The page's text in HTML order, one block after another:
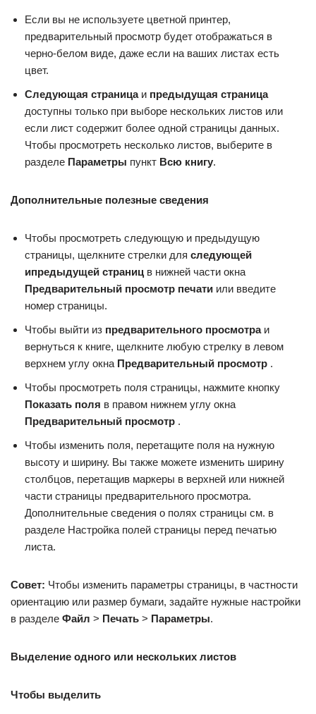
Если вы не используете цветной принтер,
предварительный просмотр будет отображаться в
черно-белом виде, даже если на ваших листах есть
цвет.
Следующая страницаи предыдущая страница
доступны только при выборе нескольких листов или
если лист содержит более одной страницы данных.
Чтобы просмотреть несколько листов, выберите в
разделе Параметры пункт Всю книгу.
Дополнительные полезные сведения
Чтобы просмотреть следующую и предыдущую
страницы, щелкните стрелки для следующей
ипредыдущей страниц в нижней части окна
Предварительный просмотр печати или введите
номер страницы.
Чтобы выйти из предварительного просмотраи
вернуться к книге, щелкните любую стрелку в левом
верхнем углу окна Предварительный просмотр .
Чтобы просмотреть поля страницы, нажмите кнопку
Показать поля в правом нижнем углу окна
Предварительный просмотр .
Чтобы изменить поля, перетащите поля на нужную
высоту и ширину. Вы также можете изменить ширину
столбцов, перетащив маркеры в верхней или нижней
части страницы предварительного просмотра.
Дополнительные сведения о полях страницы см. в
разделе Настройка полей страницы перед печатью
листа.
Совет: Чтобы изменить параметры страницы, в частности
ориентацию или размер бумаги, задайте нужные настройки
в разделе Файл > Печать > Параметры.
Выделение одного или нескольких листов
Чтобы выделить